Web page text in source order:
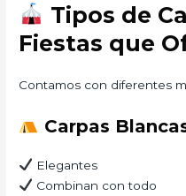
Tipos de
Fiestas que
Contamos con diferentes
Carpas
Elegantes
Combinan con todo